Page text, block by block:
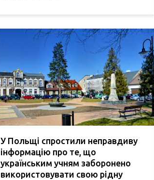
У Польщі спростили неправдиву
інформацію про те, що
українським учням заборонено
використовувати свою рідну